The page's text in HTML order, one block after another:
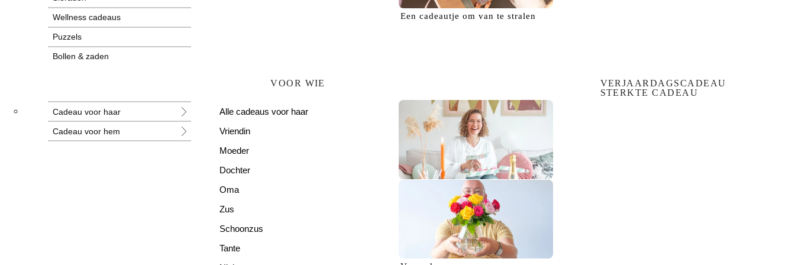
Wellness cadeaus
Puzzels
Bollen & zaden
Nieuwe cadeaus
Alle cadeaus
Eencadeautje om van te stralen
VOOR WIE
Cadeau voor haar
Cadeau voor hem
Alle cadeaus voor haar
Vriendin
Moeder
Dochter
Oma
Zus
Schoonzus
Tante
VERJAARDAGSCADEAU
STERKTE CADEAU